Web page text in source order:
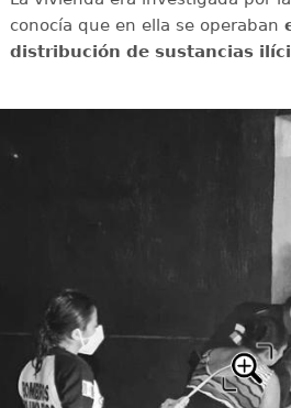
conocía que en ella se operaban
distribución de sustancias